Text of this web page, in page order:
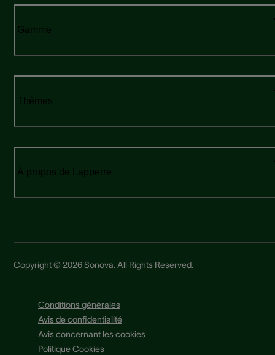
Gamme
Thèmes
À propos de Lapperre
Copyright © 2026 Sonova. All Rights Reserved.
Conditions générales
Avis de confidentialité
Avis concernant les cookies
Politique Cookies